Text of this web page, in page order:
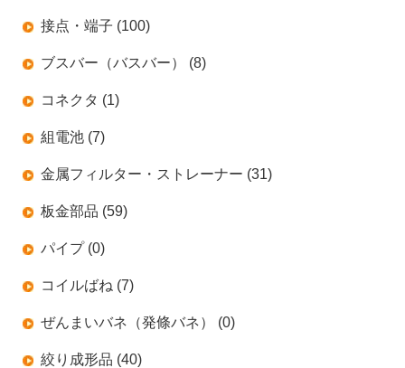
接点・端子 (100)
ブスバー（バスバー） (8)
コネクタ (1)
組電池 (7)
金属フィルター・ストレーナー (31)
板金部品 (59)
パイプ (0)
コイルばね (7)
ぜんまいバネ（発條バネ） (0)
絞り成形品 (40)